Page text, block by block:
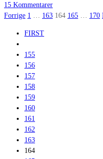
15 Kommentarer
Indlægsinddeling
Forrige 1 163 164 165 170
FIRST
155
156
157
158
159
160
161
162
163
164